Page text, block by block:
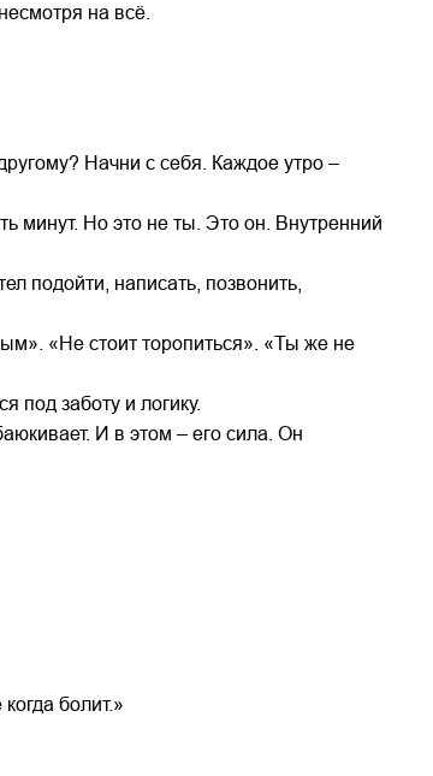
на всё.
Начни с себя. Каждое утро –
минут. Но это не ты. Это он. Внутренний
подойти, написать, позвонить,
«Не стоит торопиться». «Ты же не
под заботу и логику.
И в этом – его сила. Он
болит.»